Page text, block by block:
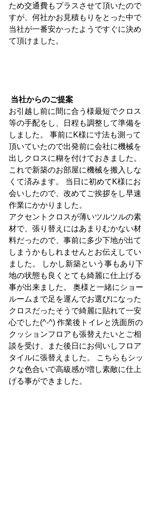
ため交通費もプラスさせて頂いたので
すが、何社かお見積もりをとった中で
当社が一番安かったようですぐに決め
て頂けました。
当社からのご提案
お引越し前に間に合う様最短でクロス
等の手配をし、日程も調整して準備を
しました。 事前にK様に寸法も測って
頂いていたので出発前に会社に機械を
出しクロスに糊を付けておきました。
これで新築のお部屋に機械を搬入しな
くて済みます。 当日に初めてK様にお
会いしたので、改めてご挨拶をし早速
作業にかかりました。
アクセントクロスが薄いツルツルの素
材で、張り替えにはあまりむかない材
料だったので、事前に多少下地が出て
しまうかもしれませんとお伝えしてい
ました。 しかし新築という事もあり下
地の状態も良くとても綺麗に仕上げる
事が出来ました。 奥様と一緒にショー
ルームまで足を運んでお選びになった
クロスだったそうで綺麗に貼れて一安
心でした(^-^) 作業後トイレと洗面所の
クッションフロアも張替えたいとご相
談を受け、また後日にお伺いしフロア
タイルに張替えました。 こちらもシッ
クな色合いで高級感が増し素敵に仕上
げる事ができました。